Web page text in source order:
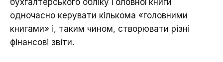
бухгалтерського обліку Головної книги
одночасно керувати кількома «головними
книгами» і, таким чином, створювати різні
фінансові звіти.